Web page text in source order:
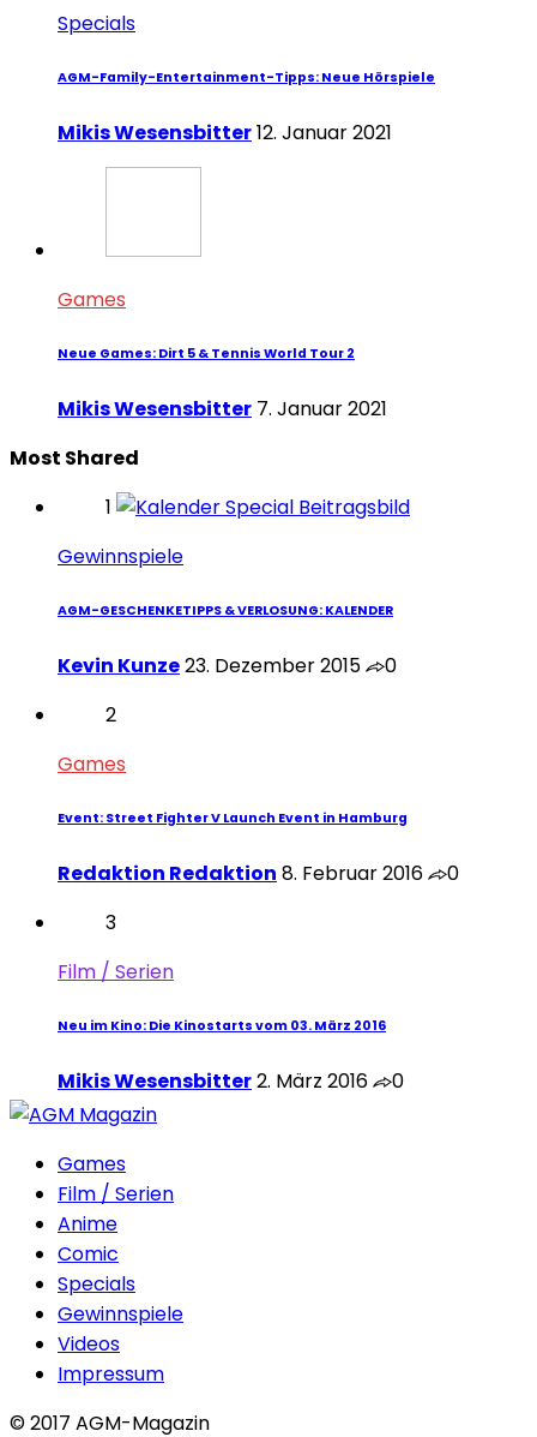
Specials
AGM-Family-Entertainment-Tipps: Neue Hörspiele
Mikis Wesensbitter12. Januar 2021
Games
Neue Games: Dirt 5 & Tennis World Tour 2
Mikis Wesensbitter 7. Januar 2021
Most Shared
1
Gewinnspiele
AGM-GESCHENKETIPPS & VERLOSUNG: KALENDER
Kevin Kunze23. Dezember 2015
0
2
Games
Event: Street Fighter V Launch Event in Hamburg
Redaktion Redaktion 8. Februar 2016
0
3
Film / Serien
Neu im Kino: Die Kinostarts vom 03. März 2016
Mikis Wesensbitter2. März 2016 0
Games
Film / Serien
Anime
Comic
Specials
Gewinnspiele
Videos
Impressum
© 2017 AGM-Magazin